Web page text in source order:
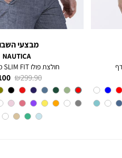
מבצעי
NAUTICA
חולצת פולו SLIM FIT מבד מנדף
₪
מחיר
רגיל
299.90 ₪
צבע
Red